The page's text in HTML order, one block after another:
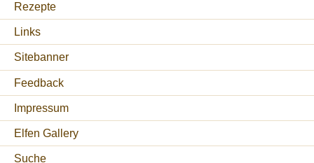
Rezepte
Links
Sitebanner
Feedback
Impressum
Elfen Gallery
Suche